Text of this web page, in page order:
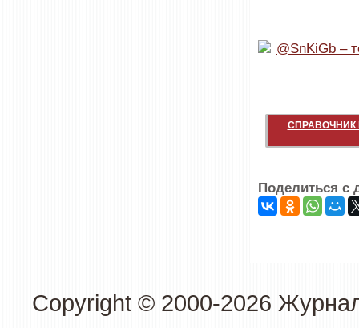
СПРАВОЧНИК
Поделиться с
Copyright © 2000-2026